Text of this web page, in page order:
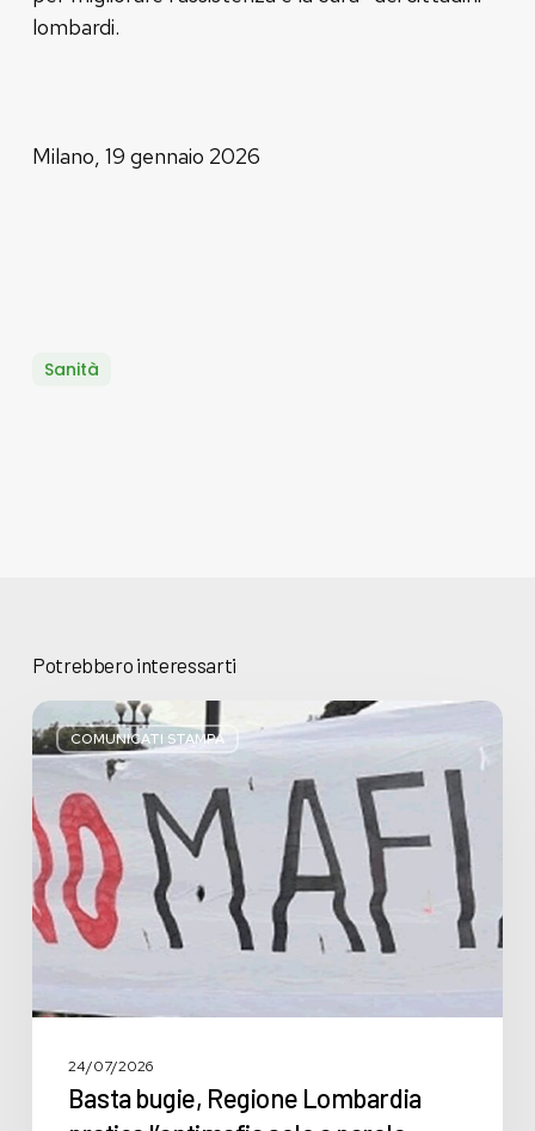
lombardi.
Milano, 19 gennaio 2026
Sanità
Potrebbero interessarti
COMUNICATI STAMPA
Basta
bugie,
Regione
Lombardia
pratica
l’antimafia
solo
a
parole
24/07/2026
Basta bugie, Regione Lombardia